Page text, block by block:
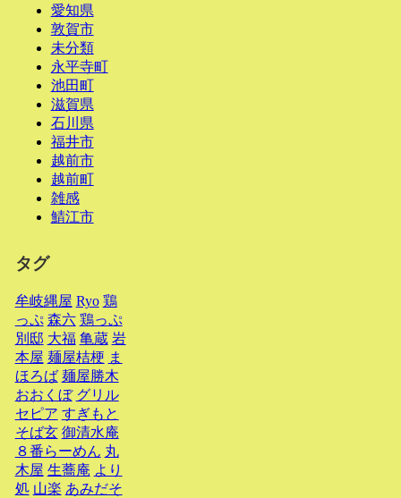
愛知県
敦賀市
未分類
永平寺町
池田町
滋賀県
石川県
福井市
越前市
越前町
雑感
鯖江市
タグ
牟岐縄屋 Ryo 鶏
っぷ 森六 鶏っぷ
別邸 大福 亀蔵 岩
本屋 麺屋桔梗 ま
ほろば 麺屋勝木
おおくぼ グリル
セピア すぎもと
そば玄 御清水庵
８番らーめん 丸
木屋 生蕎庵 より
処 山楽 あみだそ